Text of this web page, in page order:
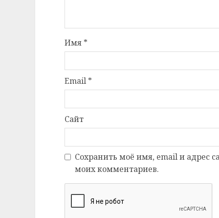
Имя *
Email *
Сайт
Сохранить моё имя, email и адрес
моих комментариев.